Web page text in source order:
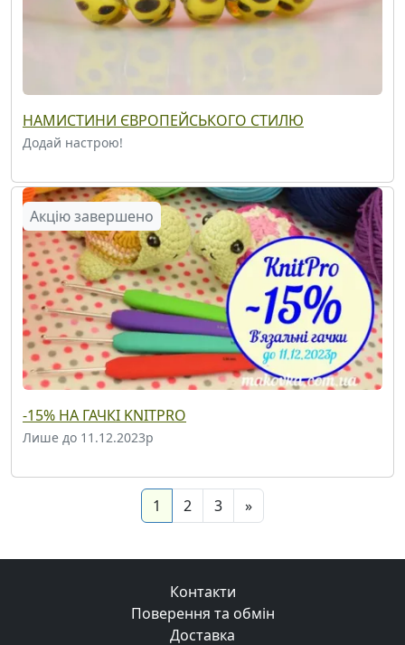
НАМИСТИНИ ЄВРОПЕЙСЬКОГО СТИЛЮ
Додай настрою!
Акцію завершено
-15% НА ГАЧКІ KNITPRO
Лише до 11.12.2023р
1 (current)
2 3 »Next
Контакти
Поверення та обмін
Доставка